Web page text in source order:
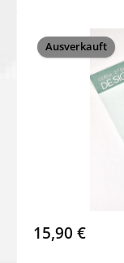
Bildergalerie
Ausverkauft
15,90 €